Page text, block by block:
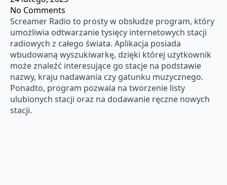
No Comments
Screamer Radio to prosty w obsłudze program, który
umożliwia odtwarzanie tysięcy internetowych stacji
radiowych z całego świata. Aplikacja posiada
wbudowaną wyszukiwarkę, dzięki której użytkownik
może znaleźć interesujące go stacje na podstawie
nazwy, kraju nadawania czy gatunku muzycznego.
Ponadto, program pozwala na tworzenie listy
ulubionych stacji oraz na dodawanie ręczne nowych
stacji.